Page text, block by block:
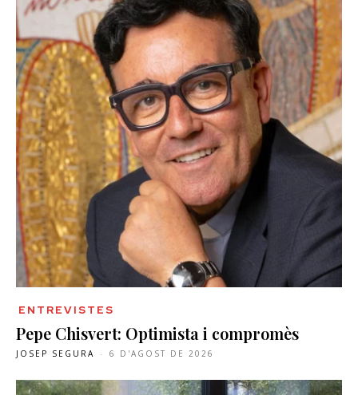
ENTREVISTES
Pepe Chisvert: Optimista i compromès
JOSEP SEGURA - 6 D'AGOST DE 2026